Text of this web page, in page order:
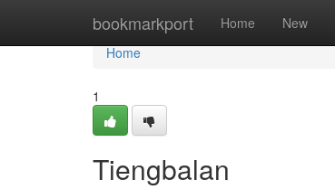
bookmarkport Home New
Home
Home
1
Tiengbalan